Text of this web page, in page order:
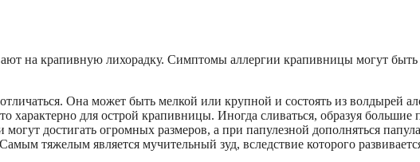
на крапивную лихорадку. Симптомы аллергии крапивницы могут быть
Она может быть мелкой или крупной и состоять из волдырей
характерно для острой крапивницы. Иногда сливаться, образуя большие
достигать огромных размеров, а при папулезной дополняться
тяжелым является мучительный зуд, вследствие которого